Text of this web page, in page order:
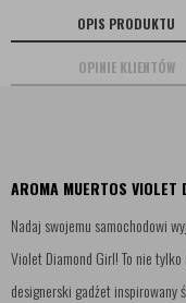
OPIS PRODUKTU
OPINIE KLIENTÓW
AROMA MUERTOS VIOLET
Nadaj swojemu samochodowi
Violet Diamond Girl! To nie
designerski gadżet